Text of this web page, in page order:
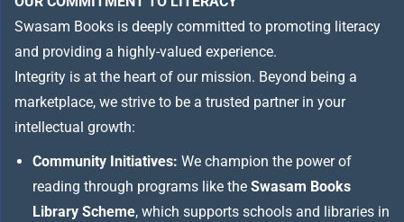
Swasam Books is deeply committed to promoting literacy
and providing a highly-valued experience.
Integrity is at the heart of our mission. Beyond being a
marketplace, we strive to be a trusted partner in your
intellectual growth:
Community Initiatives: We champion the power of
reading through programs like the Swasam Books
Library Scheme, which supports schools and libraries in